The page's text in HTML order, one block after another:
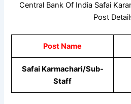
Central Bank Of India Safai
Post
Post Name
Safai Karmachari/Sub-
Staff